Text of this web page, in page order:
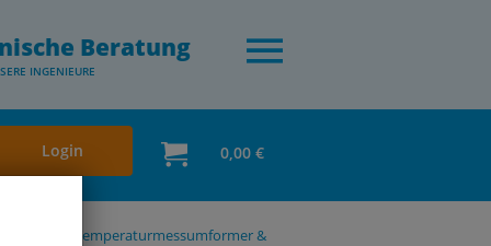
Beratung
INGENIEURE
Login 0,00 €
Temperaturmessumformer &